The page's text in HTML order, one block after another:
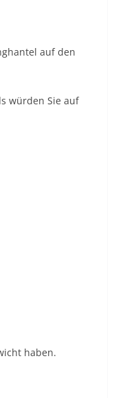
auf den
würden Sie auf
haben.